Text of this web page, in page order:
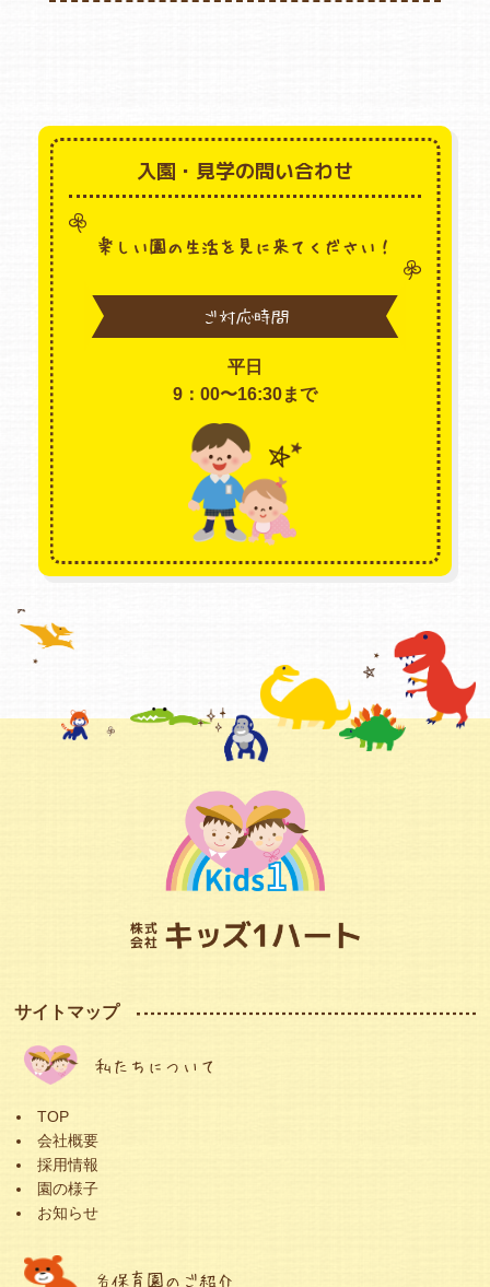
入園・見学の問い合わせ
楽しい園の生活を見に来てください！
ご対応時間
平日
9：00〜16:30まで
サイトマップ
私たちについて
TOP
会社概要
採用情報
園の様子
お知らせ
各保育園のご紹介